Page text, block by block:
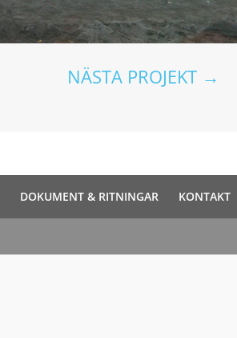
NÄSTA PROJEKT→
DOKUMENT & RITNINGAR KONTAKT